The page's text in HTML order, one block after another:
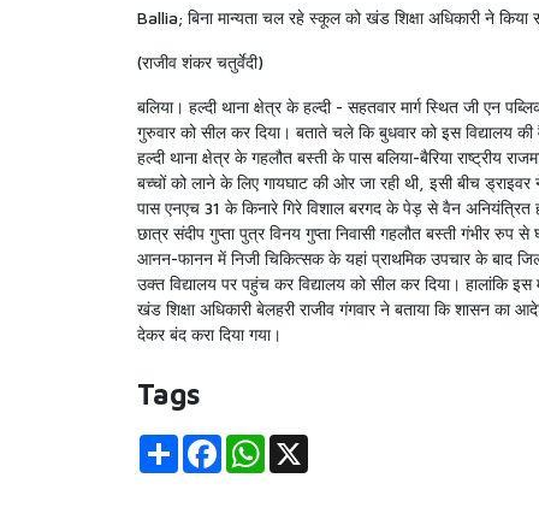
Ballia; बिना मान्यता चल रहे स्कूल को खंड शिक्षा अधिकारी ने किया
(राजीव शंकर चतुर्वेदी)
बलिया। हल्दी थाना क्षेत्र के हल्दी - सहतवार मार्ग स्थित जी एन
गुरुवार को सील कर दिया। बताते चले कि बुधवार को इस विद्यालय
हल्दी थाना क्षेत्र के गहलौत बस्ती के पास बलिया-बैरिया राष्ट्रीय
बच्चों को लाने के लिए गायघाट की ओर जा रही थी, इसी बीच
पास एनएच 31 के किनारे गिरे विशाल बरगद के पेड़ से वैन
छात्र संदीप गुप्ता पुत्र विनय गुप्ता निवासी गहलौत बस्ती गंभीर
आनन-फानन में निजी चिकित्सक के यहां प्राथमिक उपचार के बाद
उक्त विद्यालय पर पहुंच कर विद्यालय को सील कर दिया। हालांकि
खंड शिक्षा अधिकारी बेलहरी राजीव गंगवार ने बताया कि शासन का
देकर बंद करा दिया गया।
Tags
Share FacebookWhatsApp